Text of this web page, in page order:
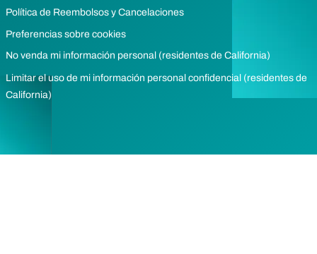
Política de Reembolsos y Cancelaciones
Preferencias sobre cookies
No venda mi información personal (residentes de California)
Limitar el uso de mi información personal confidencial (residentes de
California)